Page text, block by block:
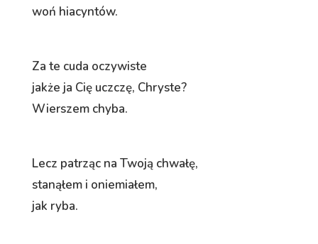
woń hiacyntów.
Za te cuda oczywiste
jakże ja Cię uczczę, Chryste?
Wierszem chyba.
Lecz patrząc na Twoją chwałę,
stanąłem i oniemiałem,
jak ryba.